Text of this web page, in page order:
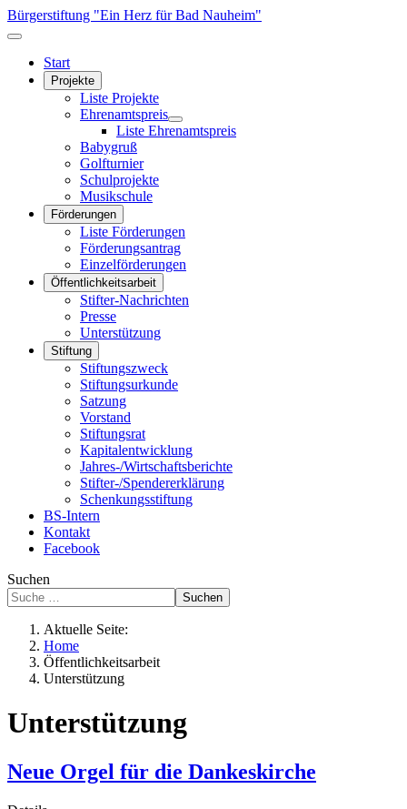
Bürgerstiftung "Ein Herz für Bad Nauheim"
Start
Projekte
Liste Projekte
Ehrenamtspreis
Liste Ehrenamtspreis
Babygruß
Golfturnier
Schulprojekte
Musikschule
Förderungen
Liste Förderungen
Förderungsantrag
Einzelförderungen
Öffentlichkeitsarbeit
Stifter-Nachrichten
Presse
Unterstützung
Stiftung
Stiftungszweck
Stiftungsurkunde
Satzung
Vorstand
Stiftungsrat
Kapitalentwicklung
Jahres-/Wirtschaftsberichte
Stifter-/Spendererklärung
Schenkungsstiftung
BS-Intern
Kontakt
Facebook
Suchen
Suchen
Aktuelle Seite:
Home
Öffentlichkeitsarbeit
Unterstützung
Unterstützung
Neue Orgel für die Dankeskirche